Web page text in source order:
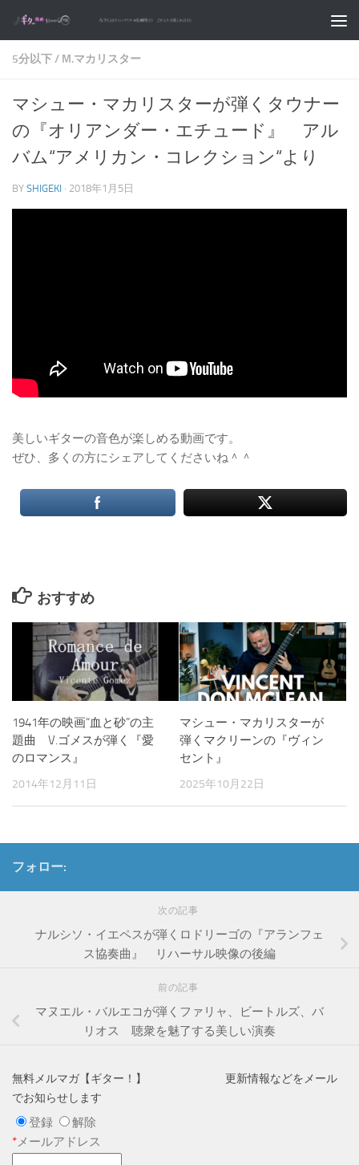
コンテンツへスキップ
5分以下/ M.マカリスター
マシュー・マカリスターが弾くタウナー
の『オリアンダー・エチュード』 アル
バム“アメリカン・コレクション“より
BY SHIGEKI · 2018年1月5日
美しいギターの音色が楽しめる動画です。
ぜひ、多くの方にシェアしてくださいね＾＾
おすすめ
1941年の映画“血と砂”の主
題曲 V.ゴメスが弾く『愛
のロマンス』
2014年12月11日
マシュー・マカリスターが
弾くマクリーンの『ヴィン
セント』
2025年10月22日
フォロー:
次の記事
ナルシソ・イエペスが弾くロドリーゴの『アランフェ
ス協奏曲』 リハーサル映像の後編
前の記事
マヌエル・バルエコが弾くファリャ、ビートルズ、バ
リオス 聴衆を魅了する美しい演奏
無料メルマガ【ギター！】 更新情報などをメール
でお知らせします
登録
解除
* メールアドレス